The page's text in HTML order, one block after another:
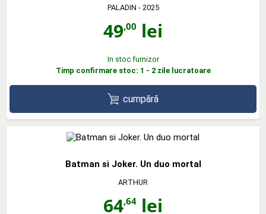
PALADIN - 2025
49,00 lei
In stoc furnizor
Timp confirmare stoc: 1 - 2 zile lucratoare
cumpără
Batman si Joker. Un duo mortal
ARTHUR
64,64 lei